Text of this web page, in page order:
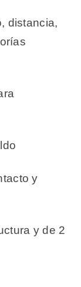
distancia,
y
y de 2